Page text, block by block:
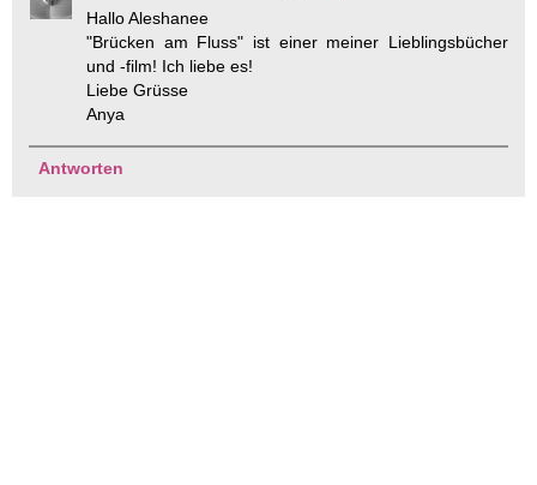
Hallo Aleshanee
"Brücken am Fluss" ist einer meiner Lieblingsbücher
und -film! Ich liebe es!
Liebe Grüsse
Anya
Antworten